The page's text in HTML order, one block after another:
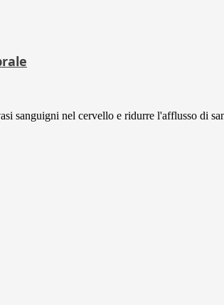
sanguigni nel cervello e ridurre l'afflusso di